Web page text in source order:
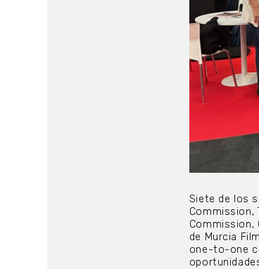
Siete de los
Commission,
Commission,
de Murcia
one-to-one